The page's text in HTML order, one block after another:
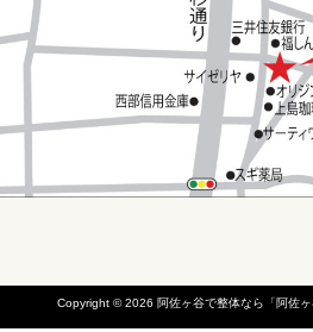
Copyright © 2026 阿佐ヶ谷で整体なら「阿佐ヶ